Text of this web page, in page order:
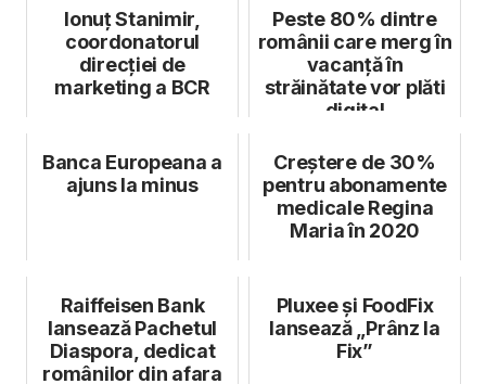
Ionuț Stanimir,
coordonatorul
direcției de
marketing a BCR
Peste 80% dintre
românii care merg în
vacanţă în
străinătate vor plăti
digital
Banca Europeana a
ajuns la minus
Creștere de 30%
pentru abonamente
medicale Regina
Maria în 2020
Raiffeisen Bank
lansează Pachetul
Diaspora, dedicat
românilor din afara
Pluxee și FoodFix
lansează „Prânz la
Fix”